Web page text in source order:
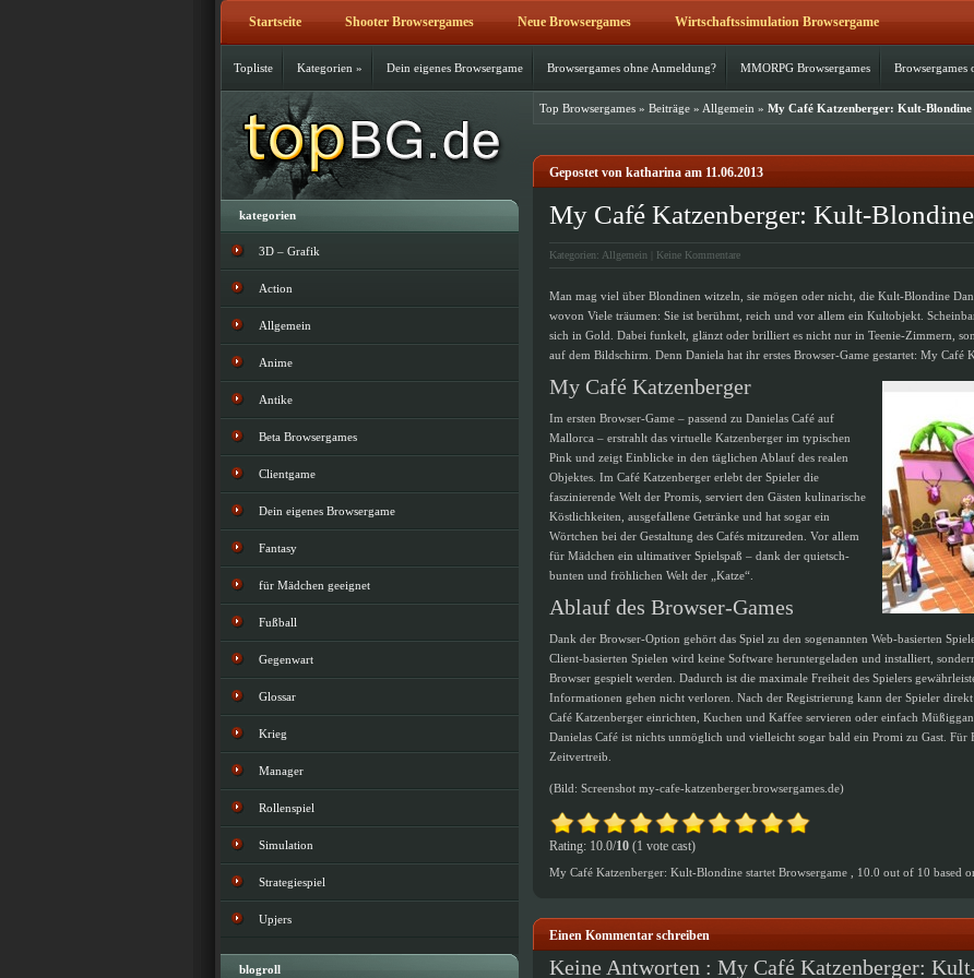
Startseite Shooter Browsergames Neue Browsergames Wirtschaftssimulation Browsergame
Topliste Kategorien » Dein eigenes Browsergame Browsergames ohne Anmeldung? MMORPG Browsergames Browsergames
Top Browsergames » Beiträge » Allgemein » My Café Katzenberger: Kult-Blondine
Gepostet von katharina am 11.06.2013
My Café Katzenberger: Kult-
Kategorien: Allgemein Keine Kommentare
Man mag viel über Blondinen witzeln, sie mögen oder nicht, die Kult-Blondine
wovon Viele träumen: Sie ist berühmt, reich und vor allem ein Kultobjekt.
sich in Gold. Dabei funkelt, glänzt oder brilliert es nicht nur in Teenie-Zimmern,
auf dem Bildschirm. Denn Daniela hat ihr erstes Browser-Game gestartet: My Café
My Café Katzenberger
Im ersten Browser-Game – passend zu Danielas Café auf
Mallorca – erstrahlt das virtuelle Katzenberger im typischen
Pink und zeigt Einblicke in den täglichen Ablauf des realen
Objektes. Im Café Katzenberger erlebt der Spieler die
faszinierende Welt der Promis, serviert den Gästen kulinarische
Köstlichkeiten, ausgefallene Getränke und hat sogar ein
Wörtchen bei der Gestaltung des Cafés mitzureden. Vor allem
für Mädchen ein ultimativer Spielspaß – dank der quietsch-
bunten und fröhlichen Welt der „Katze“.
Ablauf des Browser-Games
Dank der Browser-Option gehört das Spiel zu den sogenannten Web-basierten
Client-basierten Spielen wird keine Software heruntergeladen und installiert,
Browser gespielt werden. Dadurch ist die maximale Freiheit des Spielers
Informationen gehen nicht verloren. Nach der Registrierung kann der Spieler
Café Katzenberger einrichten, Kuchen und Kaffee servieren oder einfach
Danielas Café ist nichts unmöglich und vielleicht sogar bald ein Promi zu Gast.
Zeitvertreib.
(Bild: Screenshot my-cafe-katzenberger.browsergames.de)
Rating: 10.0/10 (1 vote cast)
My Café Katzenberger: Kult-Blondine startet Browsergame 10.0 out of 10 based
Einen Kommentar schreiben
Keine Antworten : My Café Katzenberger:
kategorien
3D – Grafik
Action
Allgemein
Anime
Antike
Beta Browsergames
Clientgame
Dein eigenes Browsergame
Fantasy
für Mädchen geeignet
Fußball
Gegenwart
Glossar
Krieg
Manager
Rollenspiel
Simulation
Strategiespiel
Upjers
blogroll